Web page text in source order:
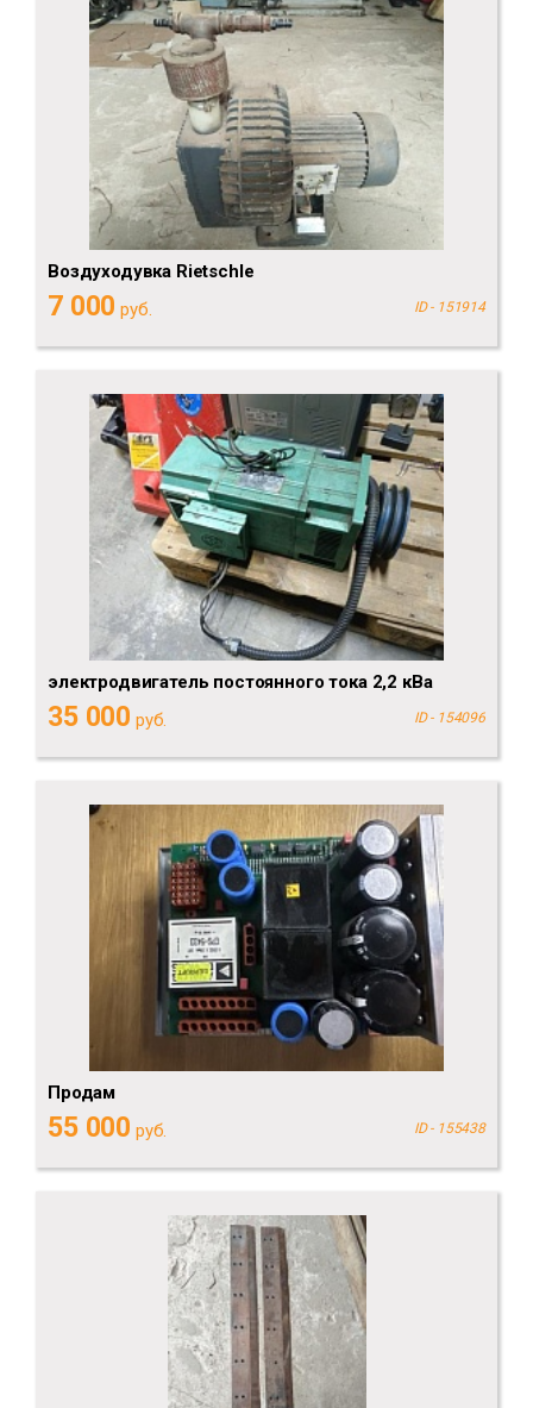
Воздуходувка Rietschle
7 000 руб. ID - 151914
электродвигатель постоянного тока 2,2 кВа
35 000 руб. ID - 154096
Продам
55 000 руб. ID - 155438